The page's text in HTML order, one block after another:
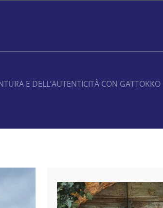
E DELL’AUTENTICITÀ CON GATTOKKO